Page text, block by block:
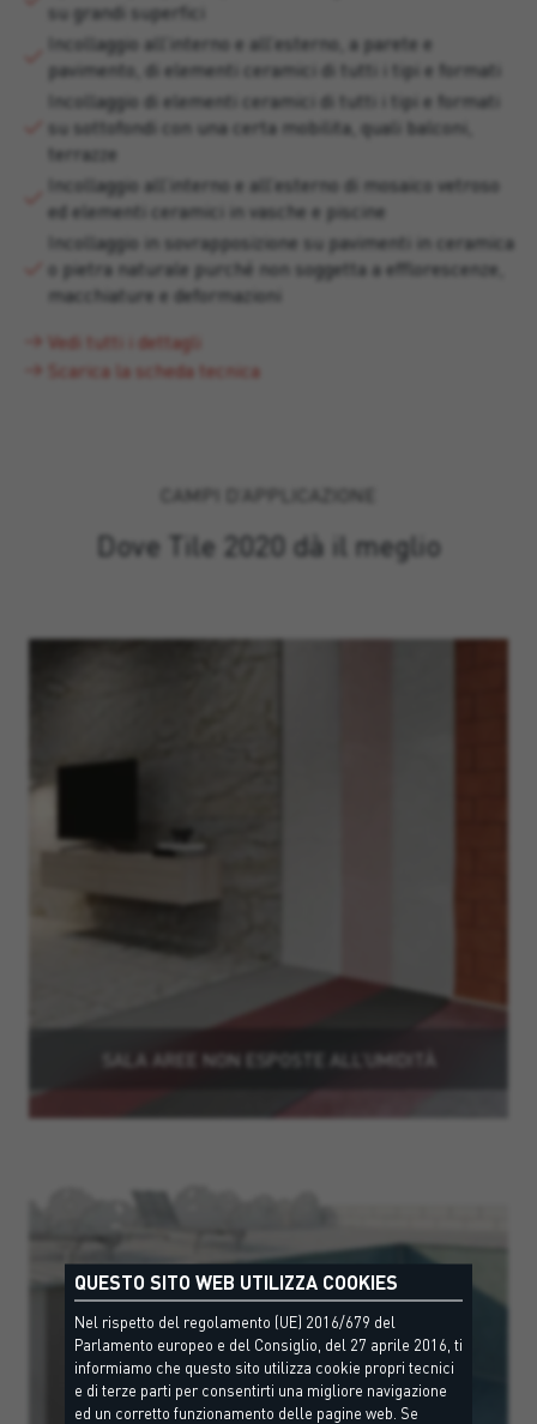
su grandi superfici
Incollaggio all’interno e all’esterno, a parete e
pavimento, di elementi ceramici di tutti i tipi e formati
Incollaggio di elementi ceramici di tutti i tipi e formati
su sottofondi con una certa mobilita, quali balconi,
terrazze
Incollaggio all’interno e all’esterno di mosaico vetroso
ed elementi ceramici in vasche e piscine
Incollaggio in sovrapposizione su pavimenti in ceramica
o pietra naturale purché non soggetta a efflorescenze,
macchiature e deformazioni
Vedi tutti i dettagli
Scarica la scheda tecnica
CAMPI D’APPLICAZIONE
Dove Tile 2020 dà il meglio
SALA AREE NON ESPOSTE ALL’UMIDITÀ
QUESTO SITO WEB UTILIZZA COOKIES
Nel rispetto del regolamento (UE) 2016/679 del
Parlamento europeo e del Consiglio, del 27 aprile 2016, ti
informiamo che questo sito utilizza cookie propri tecnici
e di terze parti per consentirti una migliore navigazione
ed un corretto funzionamento delle pagine web. Se